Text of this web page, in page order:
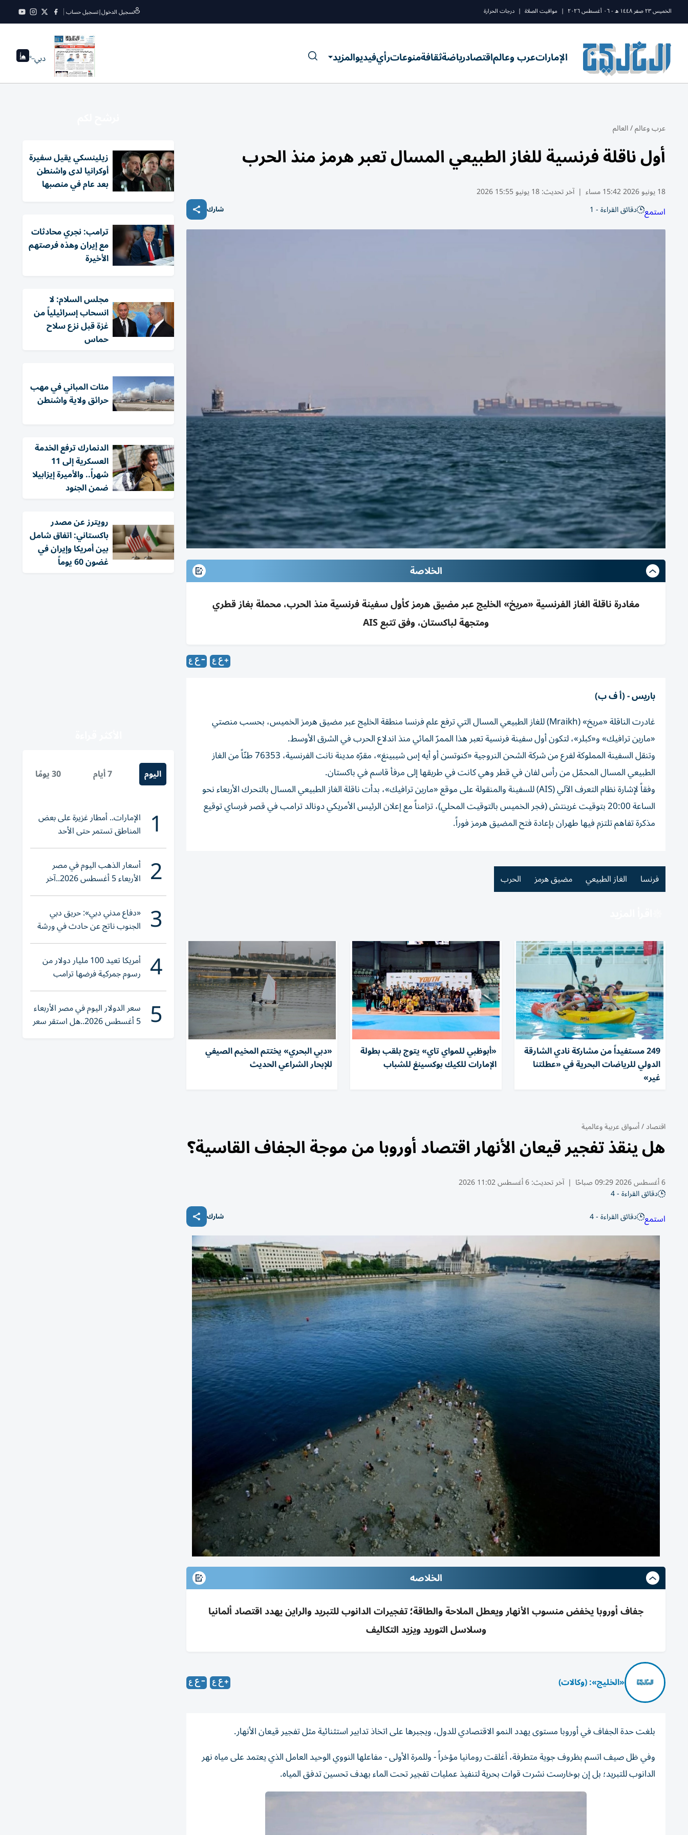
الخميس ٢٣ صفر ١٤٤٨ ه - ٠٦ أغسطس ٢٠٢٦ | مواقيت الصلاة | درجات الحرارة تسجيل الدخول|تسجيل حساب
الإماراتعرب وعالماقتصادرياضةثقافةمنوعاترأيفيديوالمزيد دبي--°
عرب وعالم/العالم
أول ناقلة فرنسية للغاز الطبيعي المسال تعبر هرمز منذ الحرب
18 يونيو 2026 15:42 مساء | آخر تحديث:18 يونيو 15:55 2026
استمع دقائق القراءة - 1 شارك
الخلاصة
مغادرة ناقلة الغاز الفرنسية «مريخ» الخليج عبر مضيق هرمز كأول سفينة فرنسية منذ الحرب، محملة بغاز قطري
ومتجهة لباكستان، وفق تتبع AIS
باريس - (أ ف ب)
غادرت الناقلة «مريخ» (Mraikh) للغاز الطبيعي المسال التي ترفع علم فرنسا منطقة الخليج عبر مضيق هرمز الخميس، بحسب منصتي
«مارين ترافيك» و«كبلر»، لتكون أول سفينة فرنسية تعبر هذا الممرّ المائي منذ اندلاع الحرب في الشرق الأوسط.
وتنقل السفينة المملوكة لفرع من شركة الشحن النروجية «كنوتسن أو أيه إس شيبينغ»، مقرّه مدينة نانت الفرنسية، 76353 طنّاً من الغاز
الطبيعي المسال المحمّل من رأس لفان في قطر وهي كانت في طريقها إلى مرفأ قاسم في باكستان.
وفقاً لإشارة نظام التعرف الآلي (AIS) للسفينة والمنقولة على موقع «مارين ترافيك»، بدأت ناقلة الغاز الطبيعي المسال بالتحرك الأربعاء نحو
الساعة 20:00 بتوقيت غرينتش (فجر الخميس بالتوقيت المحلي)، تزامناً مع إعلان الرئيس الأمريكي دونالد ترامب في قصر فرساي توقيع
مذكرة تفاهم تلتزم فيها طهران بإعادة فتح المضيق هرمز فوراً.
فرنسا الغاز الطبيعي مضيق هرمز الحرب
249 مستفيداً من مشاركة نادي الشارقة
الدولي للرياضات البحرية في «عطلتنا
غير»
«أبوظبي للمواي تاي» يتوج بلقب بطولة
الإمارات للكيك بوكسينغ للشباب
«دبي البحري» يختتم المخيم الصيفي
للإبحار الشراعي الحديث
اقتصاد/أسواق عربية وعالمية
هل ينقذ تفجير قيعان الأنهار اقتصاد أوروبا من موجة الجفاف القاسية؟
6 أغسطس 2026 09:29 صباحًا | آخر تحديث:6 أغسطس 11:02 2026
دقائق القراءة - 4
استمع دقائق القراءة - 4 شارك
الخلاصه
جفاف أوروبا يخفض منسوب الأنهار ويعطل الملاحة والطاقة؛ تفجيرات الدانوب للتبريد والراين يهدد اقتصاد ألمانيا
وسلاسل التوريد ويزيد التكاليف
«الخليج»: (وكالات)
بلغت حدة الجفاف في أوروبا مستوى يهدد النمو الاقتصادي للدول، ويجبرها على اتخاذ تدابير استثنائية مثل تفجير قيعان الأنهار.
وفي ظل صيف اتسم بظروف جوية متطرفة، أغلقت رومانيا مؤخراً - وللمرة الأولى - مفاعلها النووي الوحيد العامل الذي يعتمد على مياه نهر
الدانوب للتبريد؛ بل إن بوخارست نشرت قوات بحرية لتنفيذ عمليات تفجير تحت الماء بهدف تحسين تدفق المياه.
زيلينسكي يقيل سفيرة
أوكرانيا لدى واشنطن
بعد عام في منصبها
ترامب: نجري محادثات
مع إيران وهذه فرصتهم
الأخيرة
مجلس السلام: لا
انسحاب إسرائيلياً من
غزة قبل نزع سلاح
حماس
مئات المباني في مهب
حرائق ولاية واشنطن
الدنمارك ترفع الخدمة
العسكرية إلى 11
شهراً.. والأميرة إيزابيلا
ضمن الجنود
‏رويترز عن مصدر
باكستاني: اتفاق شامل
بين أمريكا وإيران في
غضون 60 يوماً
اليوم 7 أيام 30 يومًا
1 الإمارات.. أمطار غزيرة على بعض
المناطق تستمر حتى الأحد
2 أسعار الذهب اليوم في مصر
الأربعاء 5 أغسطس 2026..آخر
تحديث لعيار 21
3 «دفاع مدني دبي»: حريق دبي
الجنوب ناتج عن حادث في ورشة
ولا إصابات
4 أمريكا تعيد 100 مليار دولار من
رسوم جمركية فرضها ترامب
5 سعر الدولار اليوم في مصر الأربعاء
5 أغسطس 2026..هل استقر سعر